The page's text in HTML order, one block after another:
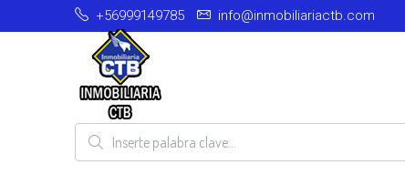
+56999149785 info@inmobiliariactb.com